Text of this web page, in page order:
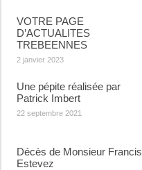
VOTRE PAGE
D’ACTUALITES
TREBEENNES
2 janvier 2023
Une pépite réalisée par
Patrick Imbert
22 septembre 2021
Décès de Monsieur Francis
Estevez